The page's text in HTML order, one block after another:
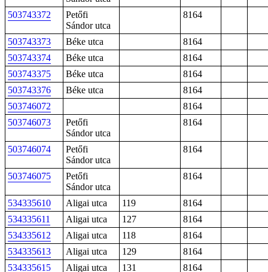
503743372
Petőfi
Sándor utca
8164
503743373 Béke utca
8164
503743374
Béke utca
8164
503743375
Béke utca
8164
503743376
Béke utca
8164
503746072
8164
503746073
Petőfi
Sándor utca
8164
503746074
Petőfi
Sándor utca
8164
503746075
Petőfi
Sándor utca
8164
534335610 Aligai utca 119
8164
534335611
Aligai utca 127
8164
534335612
Aligai utca 118
8164
534335613
Aligai utca 129
8164
534335615
Aligai utca 131
8164